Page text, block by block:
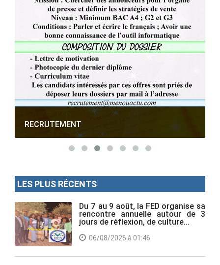
RECRUTEMENT
LES PLUS RÉCENTS
Du 7 au 9 août, la FED organise sa
rencontre annuelle autour de 3
jours de réflexion, de culture...
06/08/2026 à 01:46